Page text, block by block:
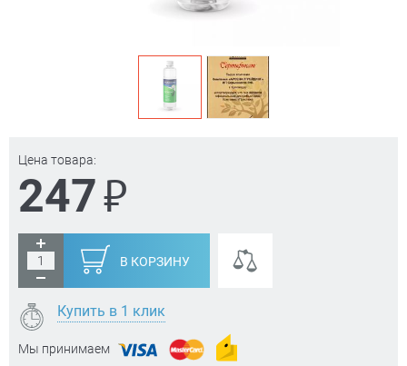
Цена товара:
247₽
В КОРЗИНУ
Купить в 1 клик
Мы принимаем